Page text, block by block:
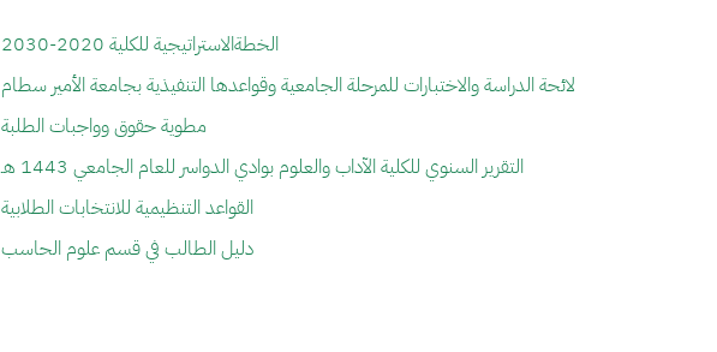
الخطةالاستراتيجية للكلية 2020-2030
لائحة الدراسة والاختبارات للمرحلة الجامعية وقواعدها التنفيذية بجامعة الأمير سطام
مطوية حقوق وواجبات الطلبة
التقرير السنوي للكلية الآداب والعلوم بوادي الدواسر للعام الجامعي 1443 هـ
القواعد التنظيمية للانتخابات الطلابية
دليل الطالب في قسم علوم الحاسب